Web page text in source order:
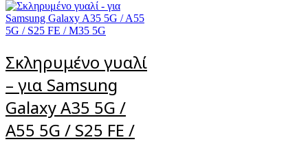
Σκληρυμένο γυαλί
– για Samsung
Galaxy A35 5G /
A55 5G / S25 FE /